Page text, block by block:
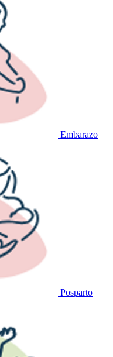
Embarazo
Posparto